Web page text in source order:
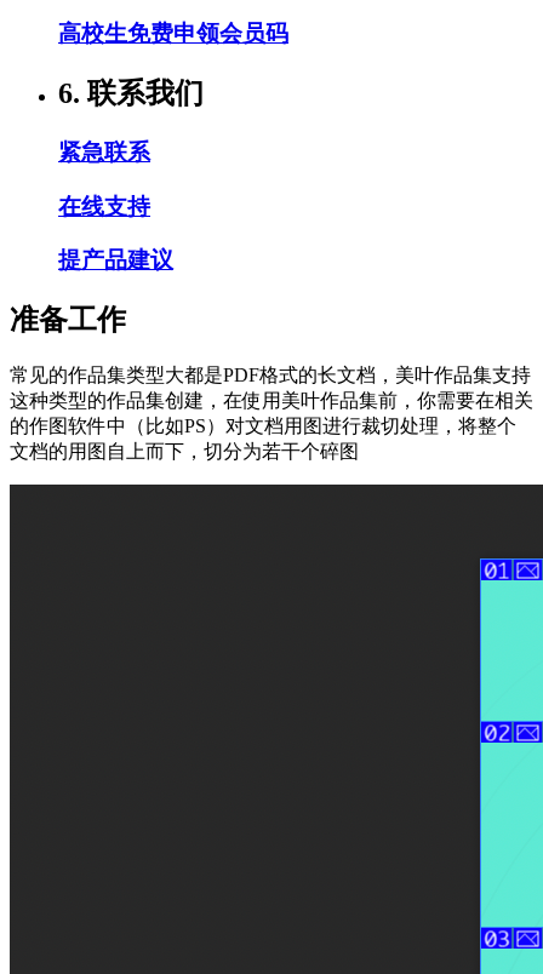
高校生免费申领会员码
6. 联系我们
紧急联系
在线支持
提产品建议
准备工作
常见的作品集类型大都是PDF格式的长文档，美叶作品集支持
这种类型的作品集创建，在使用美叶作品集前，你需要在相关
的作图软件中（比如PS）对文档用图进行裁切处理，将整个
文档的用图自上而下，切分为若干个碎图